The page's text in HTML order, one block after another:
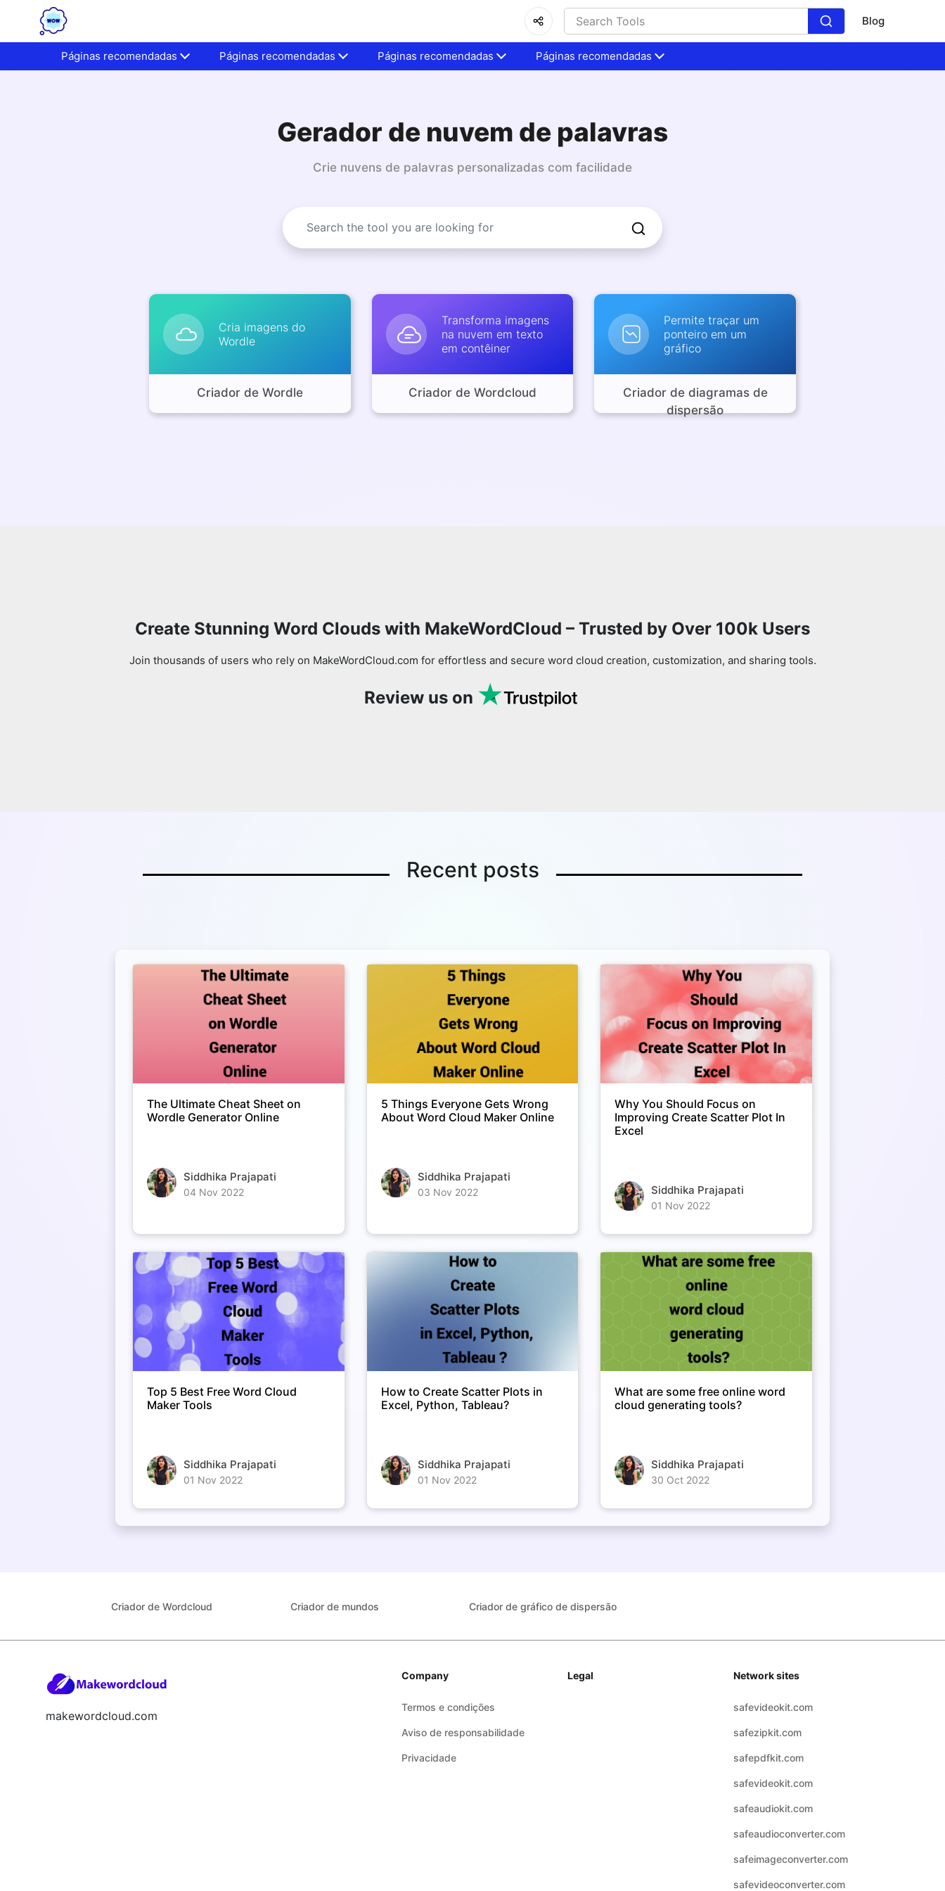
Blog
Páginas recomendadas Páginas recomendadas Páginas recomendadas Páginas recomendadas
Gerador de nuvem de palavras
Crie nuvens de palavras personalizadas com facilidade
Cria imagens do
Wordle
Criador de Wordle
Transforma imagens
na nuvem em texto
em contêiner
Criador de Wordcloud
Permite traçar um
ponteiro em um
gráfico
Criador de diagramas de
dispersão
Create Stunning Word Clouds with MakeWordCloud – Trusted by Over 100k Users
Join thousands of users who rely on MakeWordCloud.com for effortless and secure word cloud creation, customization, and sharing tools.
Review us on
Recent posts
The Ultimate Cheat Sheet on
Wordle Generator Online
Siddhika Prajapati
04 Nov 2022
5 Things Everyone Gets Wrong
About Word Cloud Maker Online
Siddhika Prajapati
03 Nov 2022
Why You Should Focus on
Improving Create Scatter Plot In
Excel
Siddhika Prajapati
01 Nov 2022
Top 5 Best Free Word Cloud
Maker Tools
Siddhika Prajapati
01 Nov 2022
How to Create Scatter Plots in
Excel, Python, Tableau?
Siddhika Prajapati
01 Nov 2022
What are some free online word
cloud generating tools?
Siddhika Prajapati
30 Oct 2022
Criador de Wordcloud Criador de mundos Criador de gráfico de dispersão
makewordcloud.com
Company
Termos e condições
Aviso de responsabilidade
Privacidade
Legal Network sites
safevideokit.com
safezipkit.com
safepdfkit.com
safevideokit.com
safeaudiokit.com
safeaudioconverter.com
safeimageconverter.com
safevideoconverter.com